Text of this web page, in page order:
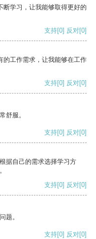
断学习，让我能够取得更好的
支持[0] 反对[0]
的工作需求，让我能够在工作
支持[0] 反对[0]
舒服。
支持[0] 反对[0]
据自己的需求选择学习方
支持[0] 反对[0]
题。
支持[0] 反对[0]